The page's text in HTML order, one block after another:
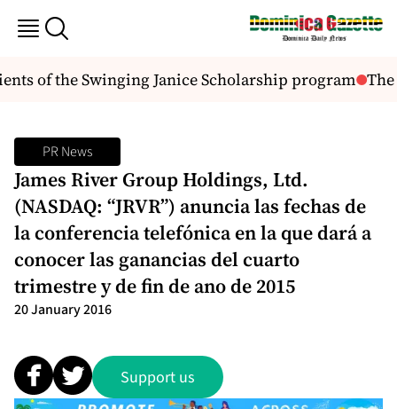
of the Swinging Janice Scholarship program The
PR News
James River Group Holdings, Ltd.
(NASDAQ: “JRVR”) anuncia las fechas de
la conferencia telefónica en la que dará a
conocer las ganancias del cuarto
trimestre y de fin de ano de 2015
20 January 2016
Support us